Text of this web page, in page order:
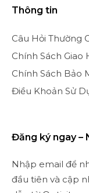
Thông tin
Câu Hỏi Thường
Chính Sách Giao
Chính Sách Bảo
Điều Khoản Sử
Đăng ký ngay –
Nhập email để
đầu tiên và cập